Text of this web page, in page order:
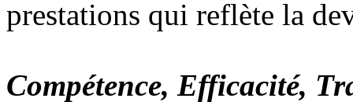
prestations qui reflète la
Compétence, Efficacité,